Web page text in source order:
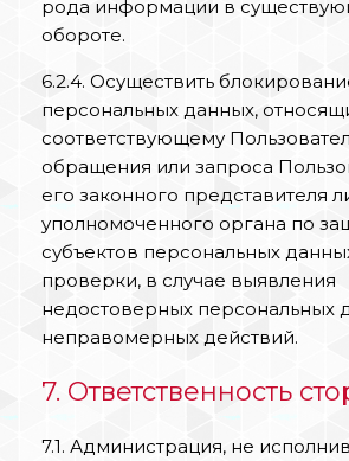
рода информации в
обороте.
6.2.4. Осуществить
персональных данных,
соответствующему
обращения или запроса
его законного представителя
уполномоченного органа по
субъектов персональных
проверки, в случае выявления
недостоверных персональных
неправомерных действий.
7. Ответственность
7.1. Администрация, не